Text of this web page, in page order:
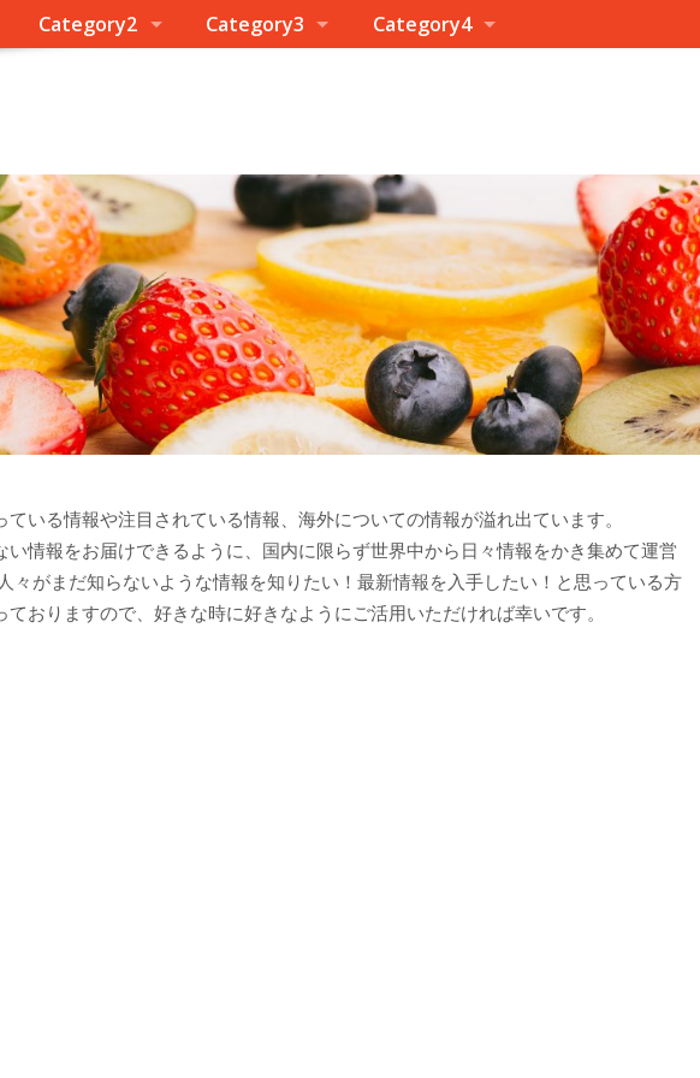
Category2 Category3 Category4
いる情報や注目されている情報、海外についての情報が溢れ出ています。
い情報をお届けできるように、国内に限らず世界中から日々情報をかき集めて運営
々がまだ知らないような情報を知りたい！最新情報を入手したい！と思っている方
おりますので、好きな時に好きなようにご活用いただければ幸いです。